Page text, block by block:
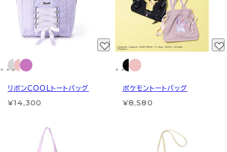
リボンCOOLトートバッグ
¥14,300
ポケモントートバッグ
¥8,580